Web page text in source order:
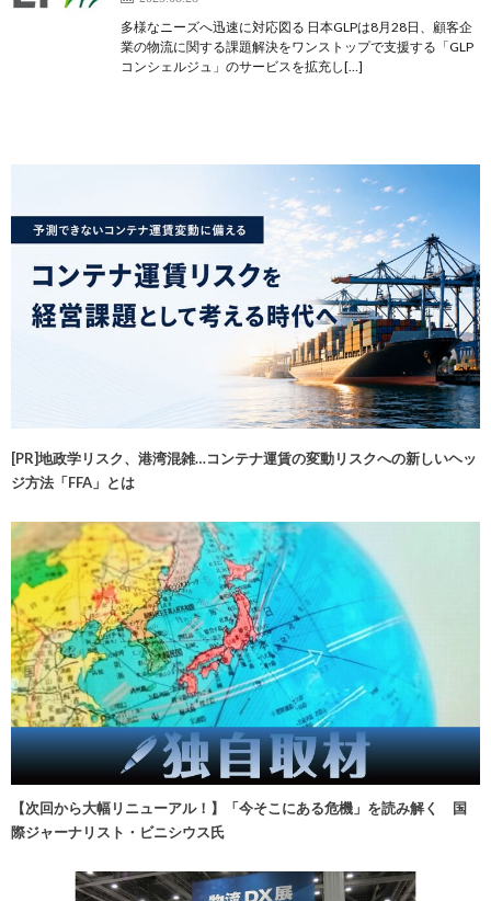
多様なニーズへ迅速に対応図る 日本GLPは8月28日、顧客企
業の物流に関する課題解決をワンストップで支援する「GLP
コンシェルジュ」のサービスを拡充し[…]
[PR]地政学リスク、港湾混雑…コンテナ運賃の変動リスクへの新しいヘッ
ジ方法「FFA」とは
【次回から大幅リニューアル！】「今そこにある危機」を読み解く 国
際ジャーナリスト・ビニシウス氏